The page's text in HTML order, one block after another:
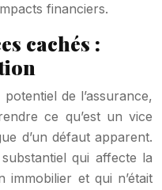
financiers.
cachés :
de l’assurance,
ce qu’est un vice
d’un défaut apparent.
qui affecte la
immobilier et qui n’était